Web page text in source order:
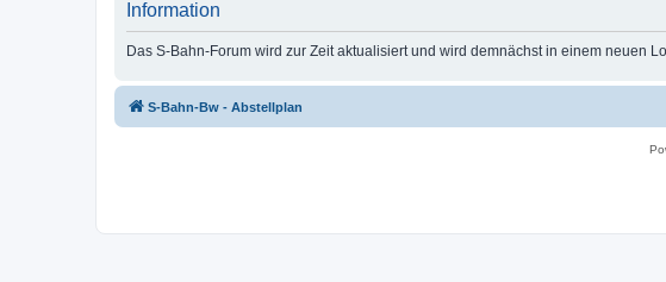
Information
Das S-Bahn-Forum wird zur Zeit aktualisiert und wird demnächst in einem neuen
S-Bahn-Bw - Abstellplan